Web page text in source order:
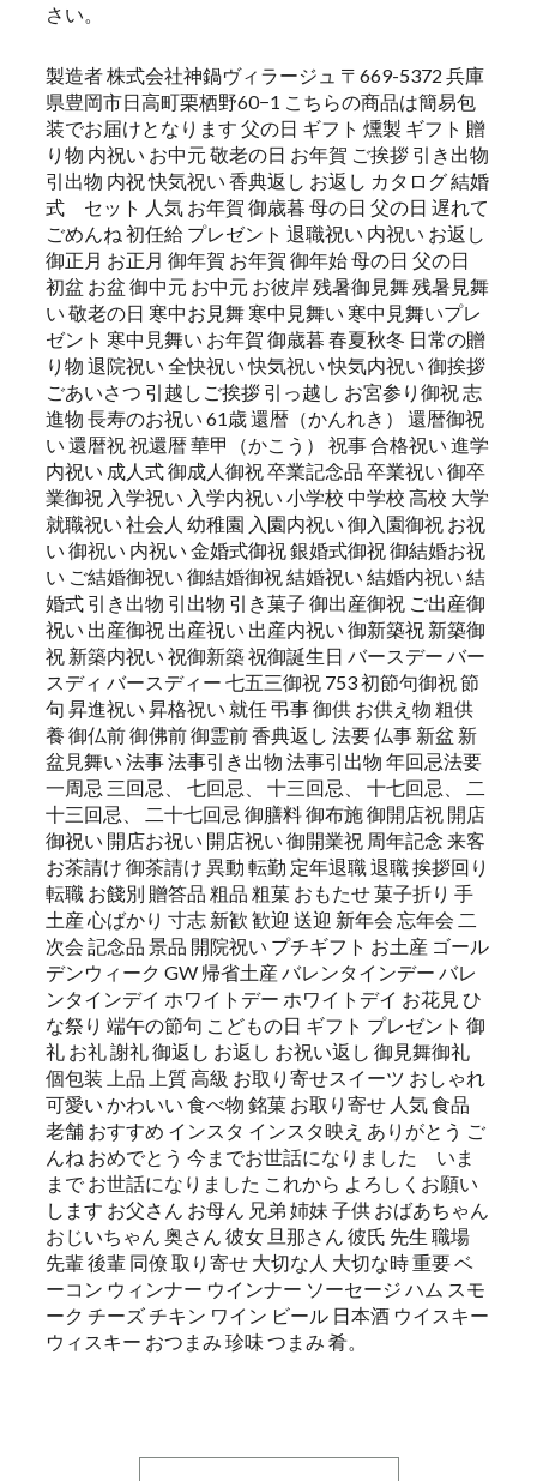
さい。
製造者 株式会社神鍋ヴィラージュ 〒669-5372 兵庫
県豊岡市日高町栗栖野60−1 こちらの商品は簡易包
装でお届けとなります 父の日 ギフト 燻製 ギフト 贈
り物 内祝い お中元 敬老の日 お年賀 ご挨拶 引き出物
引出物 内祝 快気祝い 香典返し お返し カタログ 結婚
式 セット 人気 お年賀 御歳暮 母の日 父の日 遅れて
ごめんね 初任給 プレゼント 退職祝い 内祝い お返し
御正月 お正月 御年賀 お年賀 御年始 母の日 父の日
初盆 お盆 御中元 お中元 お彼岸 残暑御見舞 残暑見舞
い 敬老の日 寒中お見舞 寒中見舞い 寒中見舞いプレ
ゼント 寒中見舞い お年賀 御歳暮 春夏秋冬 日常の贈
り物 退院祝い 全快祝い 快気祝い 快気内祝い 御挨拶
ごあいさつ 引越しご挨拶 引っ越し お宮参り御祝 志
進物 長寿のお祝い 61歳 還暦（かんれき） 還暦御祝
い 還暦祝 祝還暦 華甲（かこう） 祝事 合格祝い 進学
内祝い 成人式 御成人御祝 卒業記念品 卒業祝い 御卒
業御祝 入学祝い 入学内祝い 小学校 中学校 高校 大学
就職祝い 社会人 幼稚園 入園内祝い 御入園御祝 お祝
い 御祝い 内祝い 金婚式御祝 銀婚式御祝 御結婚お祝
い ご結婚御祝い 御結婚御祝 結婚祝い 結婚内祝い 結
婚式 引き出物 引出物 引き菓子 御出産御祝 ご出産御
祝い 出産御祝 出産祝い 出産内祝い 御新築祝 新築御
祝 新築内祝い 祝御新築 祝御誕生日 バースデー バー
スディ バースディー 七五三御祝 753 初節句御祝 節
句 昇進祝い 昇格祝い 就任 弔事 御供 お供え物 粗供
養 御仏前 御佛前 御霊前 香典返し 法要 仏事 新盆 新
盆見舞い 法事 法事引き出物 法事引出物 年回忌法要
一周忌 三回忌、 七回忌、 十三回忌、 十七回忌、 二
十三回忌、 二十七回忌 御膳料 御布施 御開店祝 開店
御祝い 開店お祝い 開店祝い 御開業祝 周年記念 来客
お茶請け 御茶請け 異動 転勤 定年退職 退職 挨拶回り
転職 お餞別 贈答品 粗品 粗菓 おもたせ 菓子折り 手
土産 心ばかり 寸志 新歓 歓迎 送迎 新年会 忘年会 二
次会 記念品 景品 開院祝い プチギフト お土産 ゴール
デンウィーク GW 帰省土産 バレンタインデー バレ
ンタインデイ ホワイトデー ホワイトデイ お花見 ひ
な祭り 端午の節句 こどもの日 ギフト プレゼント 御
礼 お礼 謝礼 御返し お返し お祝い返し 御見舞御礼
個包装 上品 上質 高級 お取り寄せスイーツ おしゃれ
可愛い かわいい 食べ物 銘菓 お取り寄せ 人気 食品
老舗 おすすめ インスタ インスタ映え ありがとう ご
んね おめでとう 今までお世話になりました いま
まで お世話になりました これから よろしくお願い
します お父さん お母ん 兄弟 姉妹 子供 おばあちゃん
おじいちゃん 奥さん 彼女 旦那さん 彼氏 先生 職場
先輩 後輩 同僚 取り寄せ 大切な人 大切な時 重要 ベ
ーコン ウィンナー ウインナー ソーセージ ハム スモ
ーク チーズ チキン ワイン ビール 日本酒 ウイスキー
ウィスキー おつまみ 珍味 つまみ 肴。